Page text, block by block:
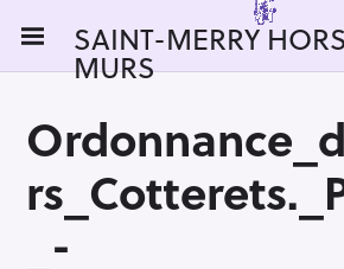
i
SAINT-MERRY
MURS
_-